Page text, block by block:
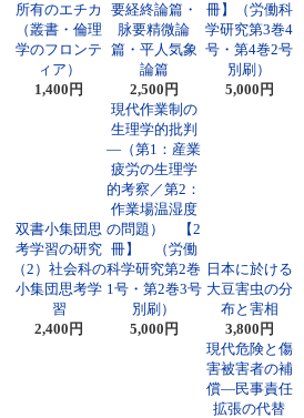
所有のエチカ
（叢書・倫理
学のフロンテ
ィア）
1,400円
要経終論篇・
脉要精微論
篇・平人気象
論篇
2,500円
冊】（労働科
学研究第3巻4
号・第4巻2号
別刷）
5,000円
双書小集団思
考学習の研究
（2）社会科の
小集団思考学
習
2,400円
現代作業制の
生理学的批判
―（第1：産業
疲労の生理学
的考察／第2：
作業場温湿度
の問題） 【2
冊】 （労働
科学研究第2巻
1号・第2巻3号
別刷）
5,000円
日本に於ける
大豆害虫の分
布と害相
3,800円
現代危険と傷
害被害者の補
償―民事責任
拡張の代替